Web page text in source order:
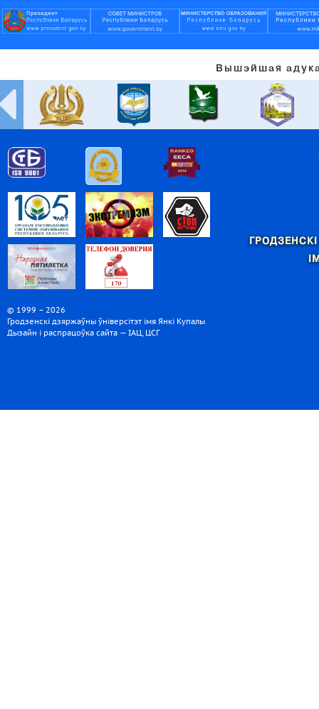
Вышэйшая
© 1999 – 2026
Гродзенскі дзяржаўны ўніверсітэт імя Янкі Купалы
Дызайн і распрацоўка сайта — ІАЦ, ЦСГ